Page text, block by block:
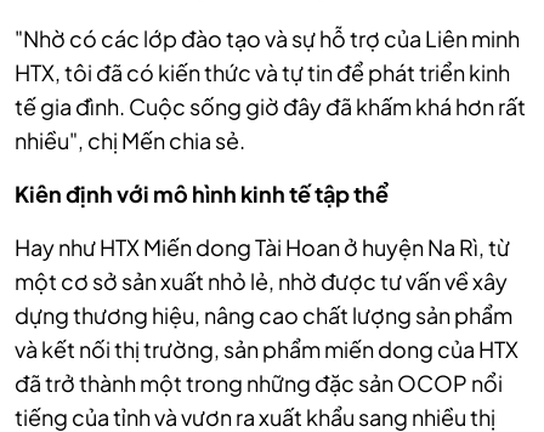
"Nhờ có các lớp đào tạo và sự hỗ trợ của Liên minh
HTX, tôi đã có kiến thức và tự tin để phát triển kinh
tế gia đình. Cuộc sống giờ đây đã khấm khá hơn rất
nhiều", chị Mến chia sẻ.
Kiên định với mô hình kinh tế tập thể
Hay như HTX Miến dong Tài Hoan ở huyện Na Rì, từ
một cơ sở sản xuất nhỏ lẻ, nhờ được tư vấn về xây
dựng thương hiệu, nâng cao chất lượng sản phẩm
và kết nối thị trường, sản phẩm miến dong của HTX
đã trở thành một trong những đặc sản OCOP nổi
tiếng của tỉnh và vươn ra xuất khẩu sang nhiều thị